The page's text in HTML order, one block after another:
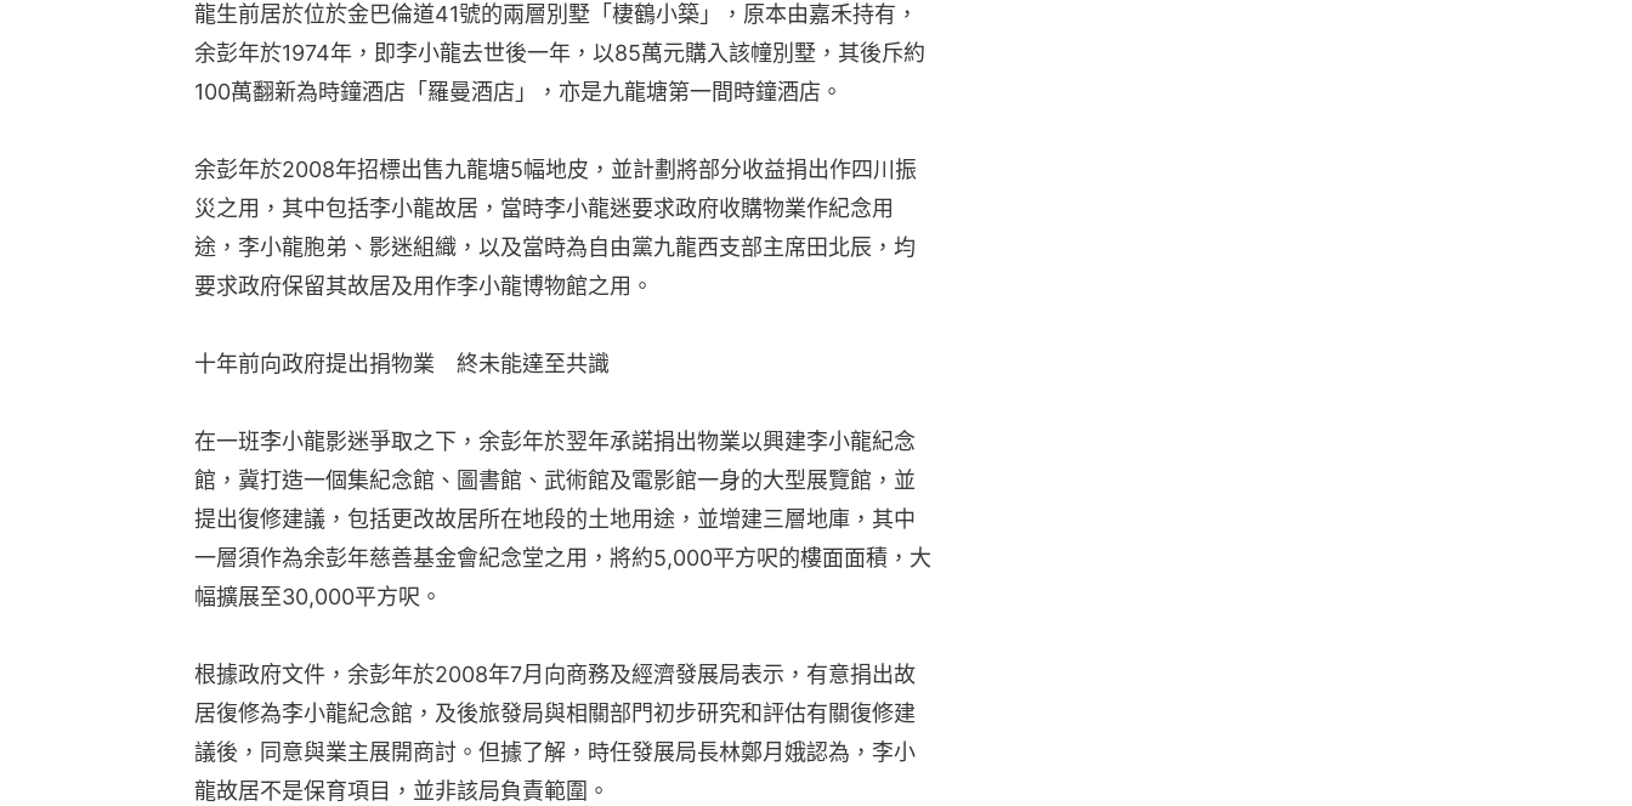
龍生前居於位於金巴倫道41號的兩層別墅「棲鶴小築」，原本由嘉禾持有，
余彭年於1974年，即李小龍去世後一年，以85萬元購入該幢別墅，其後斥約
100萬翻新為時鐘酒店「羅曼酒店」，亦是九龍塘第一間時鐘酒店。
余彭年於2008年招標出售九龍塘5幅地皮，並計劃將部分收益捐出作四川振
災之用，其中包括李小龍故居，當時李小龍迷要求政府收購物業作紀念用
途，李小龍胞弟、影迷組織，以及當時為自由黨九龍西支部主席田北辰，均
要求政府保留其故居及用作李小龍博物館之用。
十年前向政府提出捐物業　終未能達至共識
在一班李小龍影迷爭取之下，余彭年於翌年承諾捐出物業以興建李小龍紀念
館，冀打造一個集紀念館、圖書館、武術館及電影館一身的大型展覽館，並
提出復修建議，包括更改故居所在地段的土地用途，並增建三層地庫，其中
一層須作為余彭年慈善基金會紀念堂之用，將約5,000平方呎的樓面面積，大
幅擴展至30,000平方呎。
根據政府文件，余彭年於2008年7月向商務及經濟發展局表示，有意捐出故
居復修為李小龍紀念館，及後旅發局與相關部門初步研究和評估有關復修建
議後，同意與業主展開商討。但據了解，時任發展局長林鄭月娥認為，李小
龍故居不是保育項目，並非該局負責範圍。